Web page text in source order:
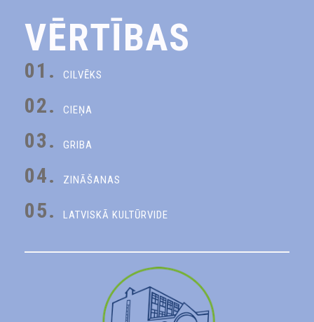
VĒRTĪBAS
01. CILVĒKS
02. CIEŅA
03. GRIBA
04. ZINĀŠANAS
05. LATVISKĀ KULTŪRVIDE